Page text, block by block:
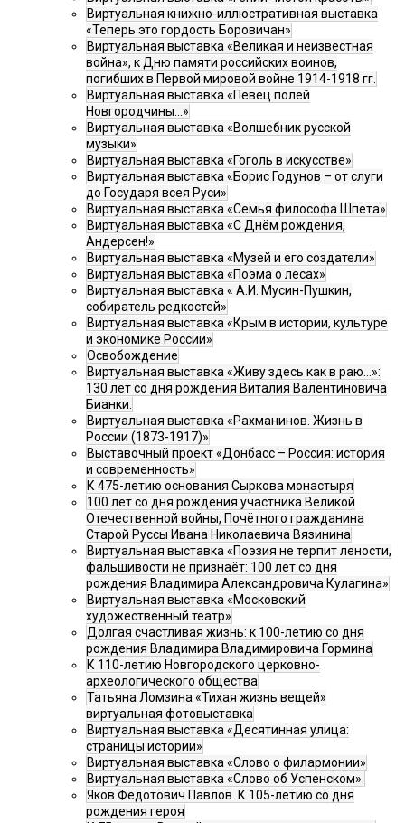
Виртуальная книжно-иллюстративная выставка
«Теперь это гордость Боровичан»
Виртуальная выставка «Великая и неизвестная
война», к Дню памяти российских воинов,
погибших в Первой мировой войне 1914-1918 гг.
Виртуальная выставка «Певец полей
Новгородчины…»
Виртуальная выставка «Волшебник русской
музыки»
Виртуальная выставка «Гоголь в искусстве»
Виртуальная выставка «Борис Годунов – от слуги
до Государя всея Руси»
Виртуальная выставка «Семья философа Шпета»
Виртуальная выставка «С Днём рождения,
Андерсен!»
Виртуальная выставка «Музей и его создатели»
Виртуальная выставка «Поэма о лесах»
Виртуальная выставка « А.И. Мусин-Пушкин,
собиратель редкостей»
Виртуальная выставка «Крым в истории, культуре
и экономике России»
Освобождение
Виртуальная выставка «Живу здесь как в раю…»:
130 лет со дня рождения Виталия Валентиновича
Бианки.
Виртуальная выставка «Рахманинов. Жизнь в
России (1873-1917)»
Выставочный проект «Донбасс – Россия: история
и современность»
К 475-летию основания Сыркова монастыря
100 лет со дня рождения участника Великой
Отечественной войны, Почётного гражданина
Старой Руссы Ивана Николаевича Вязинина
Виртуальная выставка «Поэзия не терпит лености,
фальшивости не признаёт: 100 лет со дня
рождения Владимира Александровича Кулагина»
Виртуальная выставка «Московский
художественный театр»
Долгая счастливая жизнь: к 100-летию со дня
рождения Владимира Владимировича Гормина
К 110-летию Новгородского церковно-
археологического общества
Татьяна Ломзина «Тихая жизнь вещей»
виртуальная фотовыставка
Виртуальная выставка «Десятинная улица:
страницы истории»
Виртуальная выставка «Слово о филармонии»
Виртуальная выставка «Слово об Успенском».
Яков Федотович Павлов. К 105-летию со дня
рождения героя